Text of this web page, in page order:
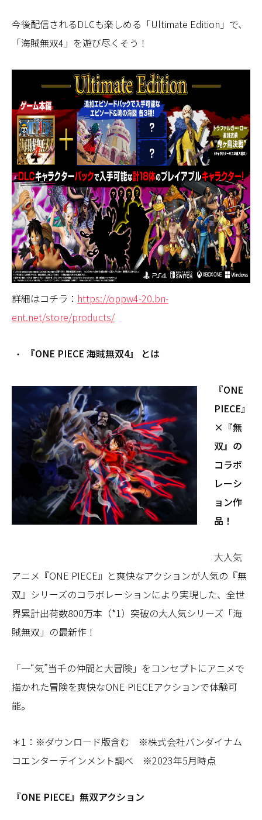
今後配信されるDLCも楽しめる「Ultimate Edition」で、
「海賊無双4」を遊び尽くそう！
詳細はコチラ： https://oppw4-20.bn-
ent.net/store/products/
『ONE PIECE 海賊無双4』 とは
『ONE
PIECE』
×『無
双』の
コラボ
レーシ
ョン作
品！
大人気
アニメ『ONE PIECE』と爽快なアクションが人気の『無
双』シリーズのコラボレーションにより実現した、全世
界累計出荷数800万本（*1）突破の大人気シリーズ「海
賊無双」の最新作！
「一“気”当千の仲間と大冒険」をコンセプトにアニメで
描かれた冒険を爽快なONE PIECEアクションで体験可
能。
＊1：※ダウンロード版含む ※株式会社バンダイナム
コエンターテインメント調べ ※2023年5月時点
『ONE PIECE』無双アクション